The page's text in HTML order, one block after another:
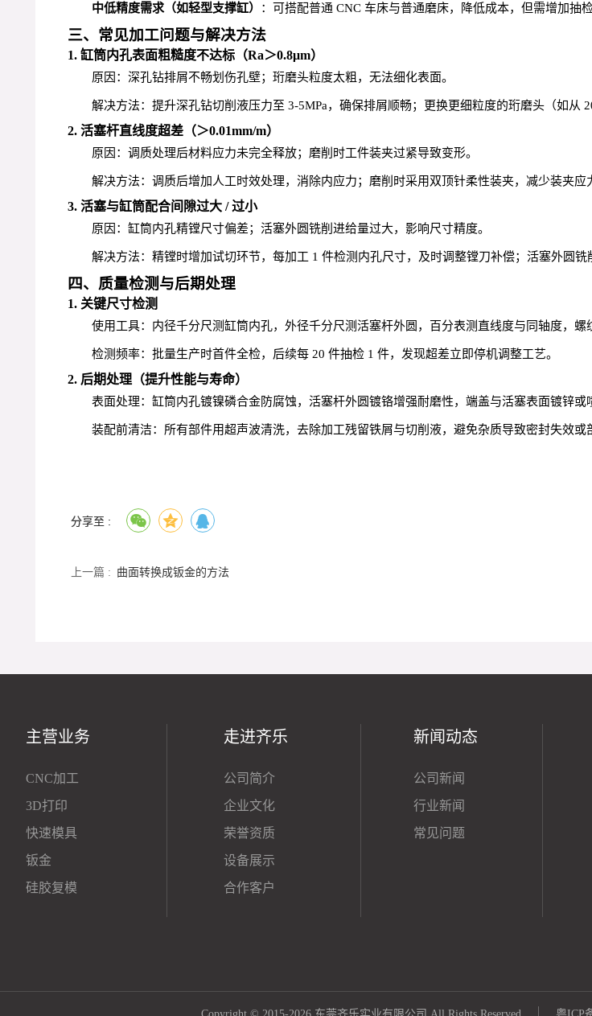
中低精度需求（如轻型支撑缸） ：可搭配普通 CNC 车床与普通磨床，降低成本，但需增加抽
三、常见加工问题与解决方法
1. 缸筒内孔表面粗糙度不达标（Ra＞0.8μm）
原因：深孔钻排屑不畅划伤孔壁；珩磨头粒度太粗，无法细化表面。
解决方法：提升深孔钻切削液压力至 3-5MPa，确保排屑顺畅；更换更细粒度的珩磨头（如从
2. 活塞杆直线度超差（＞0.01mm/m）
原因：调质处理后材料应力未完全释放；磨削时工件装夹过紧导致变形。
解决方法：调质后增加人工时效处理，消除内应力；磨削时采用双顶针柔性装夹，减少装夹应
3. 活塞与缸筒配合间隙过大 / 过小
原因：缸筒内孔精镗尺寸偏差；活塞外圆铣削进给量过大，影响尺寸精度。
解决方法：精镗时增加试切环节，每加工 1 件检测内孔尺寸，及时调整镗刀补偿；活塞外圆铣
四、质量检测与后期处理
1. 关键尺寸检测
使用工具：内径千分尺测缸筒内孔，外径千分尺测活塞杆外圆，百分表测直线度与同轴度，螺
检测频率：批量生产时首件全检，后续每 20 件抽检 1 件，发现超差立即停机调整工艺。
2. 后期处理（提升性能与寿命）
表面处理：缸筒内孔镀镍磷合金防腐蚀，活塞杆外圆镀铬增强耐磨性，端盖与活塞表面镀锌或
装配前清洁：所有部件用超声波清洗，去除加工残留铁屑与切削液，避免杂质导致密封失效或
分享至 :
上一篇 : 曲面转换成钣金的方法
主营业务
CNC加工
3D打印
快速模具
钣金
硅胶复模
走进齐乐
公司简介
企业文化
荣誉资质
设备展示
合作客户
新闻动态
公司新闻
行业新闻
常见问题
Copyright © 2015-2026 东莞齐乐实业有限公司 All Rights Reserved | 粤ICP